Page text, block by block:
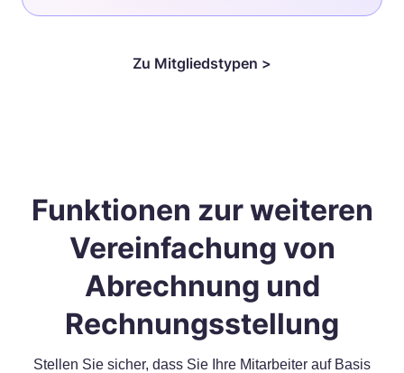
Zu Mitgliedstypen >
Funktionen zur weiteren
Vereinfachung von
Abrechnung und
Rechnungsstellung
Stellen Sie sicher, dass Sie Ihre Mitarbeiter auf Basis